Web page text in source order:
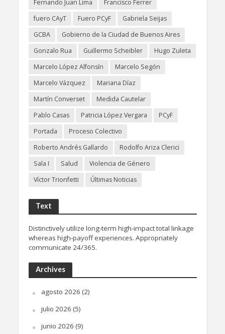
Fernando Juan Lima
Francisco Ferrer
fuero CAyT
Fuero PCyF
Gabriela Seijas
GCBA
Gobierno de la Ciudad de Buenos Aires
Gonzalo Rua
Guillermo Scheibler
Hugo Zuleta
Marcelo López Alfonsín
Marcelo Segón
Marcelo Vázquez
Mariana Díaz
Martín Converset
Medida Cautelar
Pablo Casas
Patricia López Vergara
PCyF
Portada
Proceso Colectivo
Roberto Andrés Gallardo
Rodolfo Ariza Clerici
Sala I
Salud
Violencia de Género
Víctor Trionfetti
Últimas Noticias
Text
Distinctively utilize long-term high-impact total linkage
whereas high-payoff experiences. Appropriately
communicate 24/365.
Archives
agosto 2026 (2)
julio 2026 (5)
junio 2026 (9)